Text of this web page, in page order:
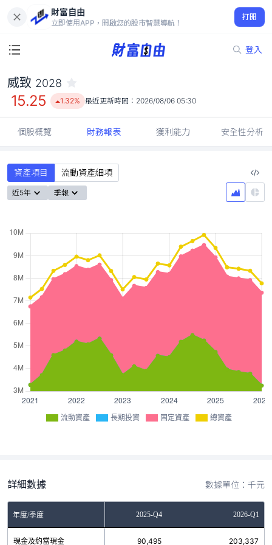
財富自由
立即使用APP，開啟您的股市智慧導航！
打開
登入
15.25
1.32%
威致 2028
15.25 1.32% 最近更新時間： 2026/08/06 05:30
個股概覽 財務報表 獲利能力 安全性分析
資產項目 流動資產細項
近5年 季報
流動資產 長期投資 固定資產 總資產
詳細數據 數據單位：千元
年度/季度2025-Q3 2025-Q4 2026-Q1
現金及約當現金
121,707 90,495 203,337